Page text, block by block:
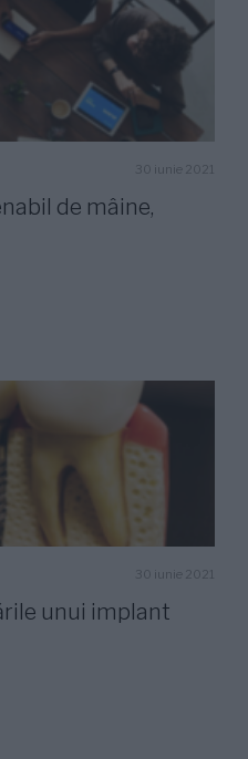
30 iunie 2021
de mâine,
30 iunie 2021
unui implant